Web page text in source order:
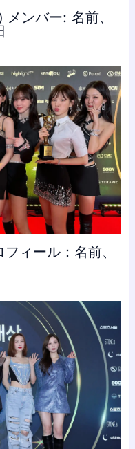
ンバー: 名前、
ィール：名前、